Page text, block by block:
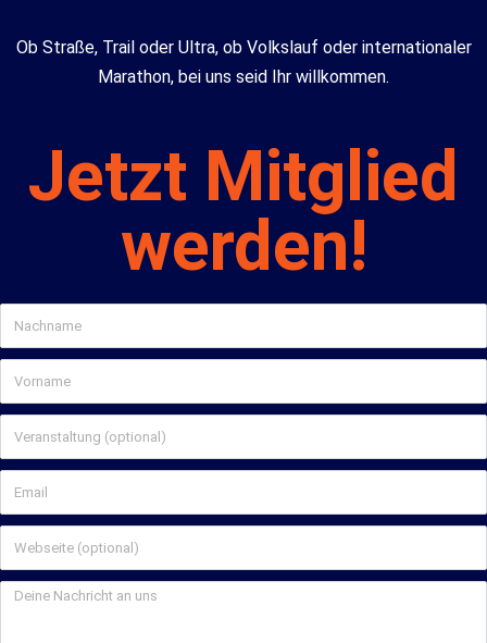
Ob Straße, Trail oder Ultra, ob Volkslauf oder internationaler
Marathon, bei uns seid Ihr willkommen.
Jetzt Mitglied
werden!